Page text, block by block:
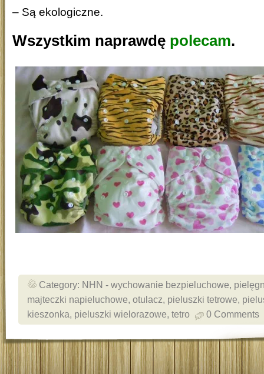
– Są ekologiczne.
Wszystkim naprawdę polecam.
Category: NHN - wychowanie bezpieluchowe,
majteczki napieluchowe, otulacz, pieluszki tetrowe,
kieszonka, pieluszki wielorazowe, tetro 0 Comments